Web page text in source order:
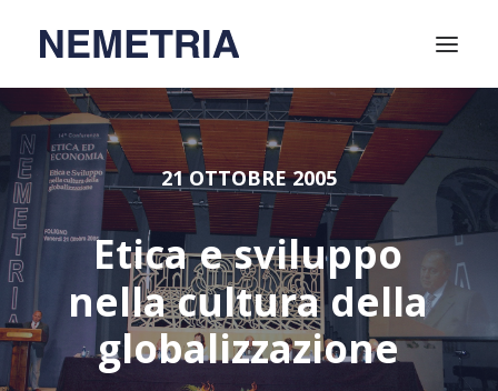
Home
Attività
Video
Chi siamo
Soci
Contatti
21 OTTOBRE 2005
Eticaesviluppo
nellacultura della
globalizzazione